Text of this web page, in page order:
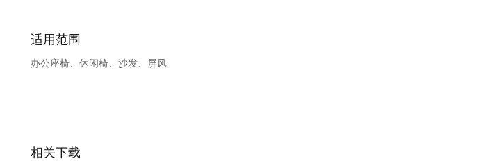
适用范围
办公座椅、休闲椅、沙发、屏风
相关下载